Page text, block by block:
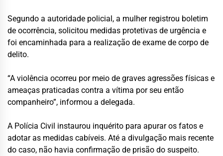
Segundo a autoridade policial, a mulher registrou boletim
de ocorrência, solicitou medidas protetivas de urgência e
foi encaminhada para a realização de exame de corpo de
delito.
“A violência ocorreu por meio de graves agressões físicas e
ameaças praticadas contra a vítima por seu então
companheiro”, informou a delegada.
A Polícia Civil instaurou inquérito para apurar os fatos e
adotar as medidas cabíveis. Até a divulgação mais recente
do caso, não havia confirmação de prisão do suspeito.